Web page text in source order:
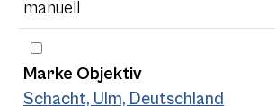
manuell
Marke Objektiv
Schacht, Ulm, Deutschland